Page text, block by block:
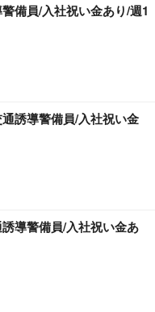
備員/入社祝い金あり/週1
誘導警備員/入社祝い金
導警備員/入社祝い金あ